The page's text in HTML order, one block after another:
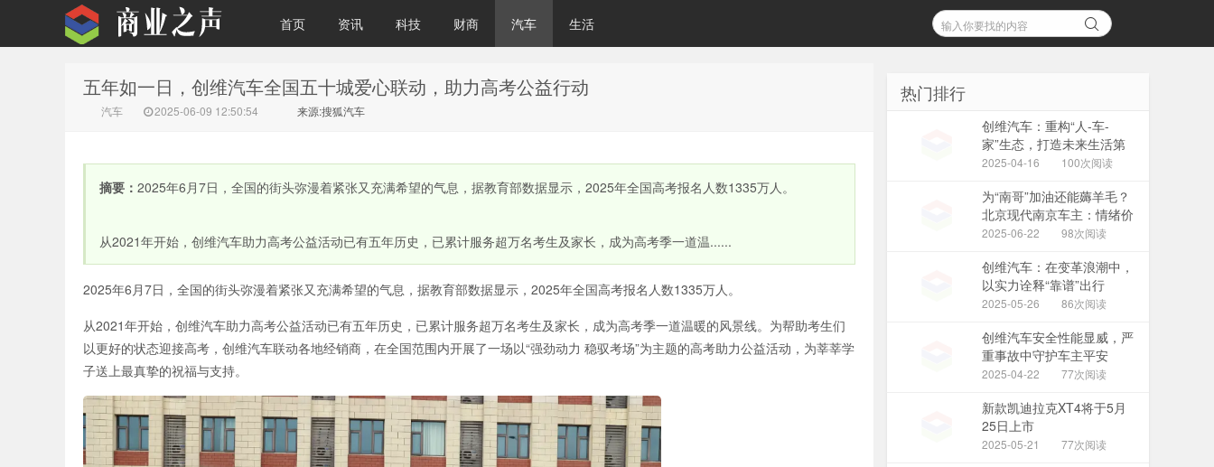
商业之声
首页 资讯 科技 财商 汽车 生活
五年如一日，创维汽车全国五十城爱心联动，助力高考公益行动
汽车 2025-06-09 12:50:54 来源:搜狐汽车
摘要： 2025年6月7日，全国的街头弥漫着紧张又充满希望的气息，据教育部数据显示，2025年全国高考报名人数1335万人。
从2021年开始，创维汽车助力高考公益活动已有五年历史，已累计服务超万名考生及家长，成为高考季一道温......
2025年6月7日，全国的街头弥漫着紧张又充满希望的气息，据教育部数据显示，2025年全国高考报名人数1335万人。
从2021年开始，创维汽车助力高考公益活动已有五年历史，已累计服务超万名考生及家长，成为高考季一道温暖的风景线。为帮助考生们
以更好的状态迎接高考，创维汽车联动各地经销商，在全国范围内开展了一场以“强劲动力 稳驭考场”为主题的高考助力公益活动，为莘莘学
子送上最真挚的祝福与支持。
热门排行
创维汽车：重构“人-车-
家”生态，打造未来生活第
三空间
2025-04-16 100次阅读
为“南哥”加油还能薅羊毛？
北京现代南京车主：情绪价
值&经济价值双赢！
2025-06-22 98次阅读
创维汽车：在变革浪潮中，
以实力诠释“靠谱”出行
2025-05-26 86次阅读
创维汽车安全性能显威，严
重事故中守护车主平安
2025-04-22 77次阅读
新款凯迪拉克XT4将于5月
25日上市
2025-05-21 77次阅读